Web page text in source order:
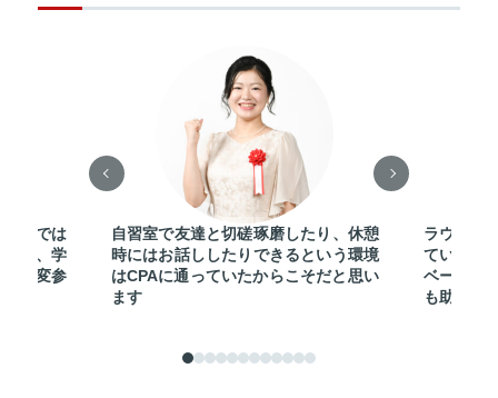
らでは
は、学
大変参
自習室で友達と切磋琢磨したり、休憩
時にはお話ししたりできるという環境
はCPAに通っていたからこそだと思い
ます
ラウンジ
ている人
ベーショ
も助けら